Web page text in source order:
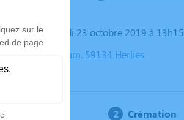
Le mercredi 23 octobre 2019 à 13h15
Crématorium, 59134 Herlies
Crémation